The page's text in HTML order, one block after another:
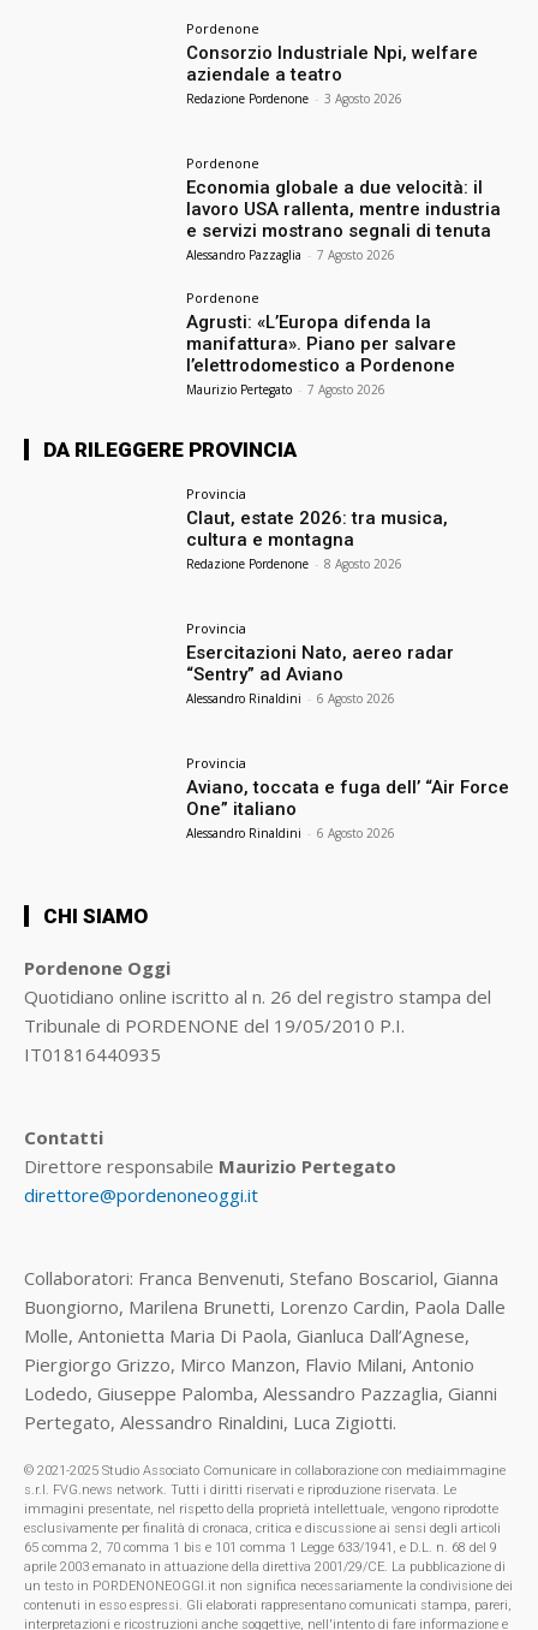
Pordenone
Consorzio Industriale Npi, welfare
aziendale a teatro
Redazione Pordenone - 3 Agosto 2026
Pordenone
Economia globale a due velocità: il
lavoro USA rallenta, mentre industria
e servizi mostrano segnali di tenuta
Alessandro Pazzaglia - 7 Agosto 2026
Pordenone
Agrusti: «L’Europa difenda la
manifattura». Piano per salvare
l’elettrodomestico a Pordenone
Maurizio Pertegato - 7 Agosto 2026
DA RILEGGERE PROVINCIA
Provincia
Claut, estate 2026: tra musica,
cultura e montagna
Redazione Pordenone - 8 Agosto 2026
Provincia
Esercitazioni Nato, aereo radar
“Sentry” ad Aviano
Alessandro Rinaldini - 6 Agosto 2026
Provincia
Aviano, toccata e fuga dell’ “Air Force
One” italiano
Alessandro Rinaldini - 6 Agosto 2026
CHI SIAMO
Pordenone Oggi
Quotidiano online iscritto al n. 26 del registro stampa del
Tribunale di PORDENONE del 19/05/2010 P.I.
IT01816440935
Contatti
Direttore responsabile Maurizio Pertegato
direttore@pordenoneoggi.it
Collaboratori: Franca Benvenuti, Stefano Boscariol, Gianna
Buongiorno, Marilena Brunetti, Lorenzo Cardin, Paola Dalle
Molle, Antonietta Maria Di Paola, Gianluca Dall’Agnese,
Piergiorgo Grizzo, Mirco Manzon, Flavio Milani, Antonio
Lodedo, Giuseppe Palomba, Alessandro Pazzaglia, Gianni
Pertegato, Alessandro Rinaldini, Luca Zigiotti.
© 2021-2025 Studio Associato Comunicare in collaborazione con mediaimmagine
s.r.l. FVG.news network. Tutti i diritti riservati e riproduzione riservata. Le
immagini presentate, nel rispetto della proprietà intellettuale, vengono riprodotte
esclusivamente per finalità di cronaca, critica e discussione ai sensi degli articoli
65 comma 2, 70 comma 1 bis e 101 comma 1 Legge 633/1941, e D.L. n. 68 del 9
aprile 2003 emanato in attuazione della direttiva 2001/29/CE. La pubblicazione di
un testo in PORDENONEOGGI.it non significa necessariamente la condivisione dei
contenuti in esso espressi. Gli elaborati rappresentano comunicati stampa, pareri,
interpretazioni e ricostruzioni anche soggettive, nell'intento di fare informazione e